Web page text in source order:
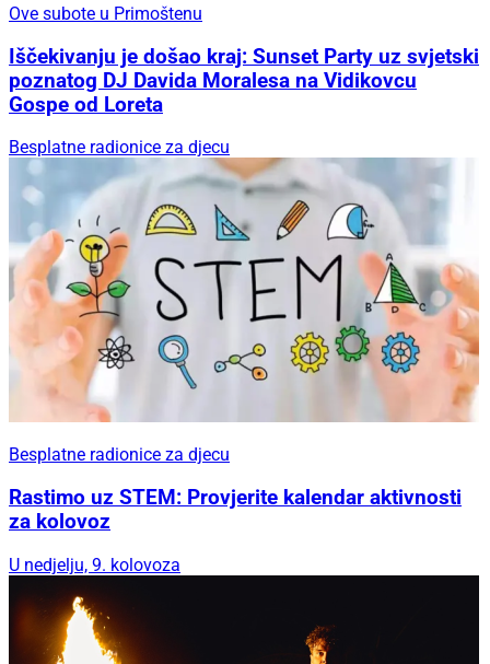
Ove subote u Primoštenu
Iščekivanju je došao kraj: Sunset Party uz svjetski
poznatog DJ Davida Moralesa na Vidikovcu
Gospe od Loreta
Besplatne radionice za djecu
Besplatne radionice za djecu
Rastimo uz STEM: Provjerite kalendar aktivnosti
za kolovoz
U nedjelju, 9. kolovoza